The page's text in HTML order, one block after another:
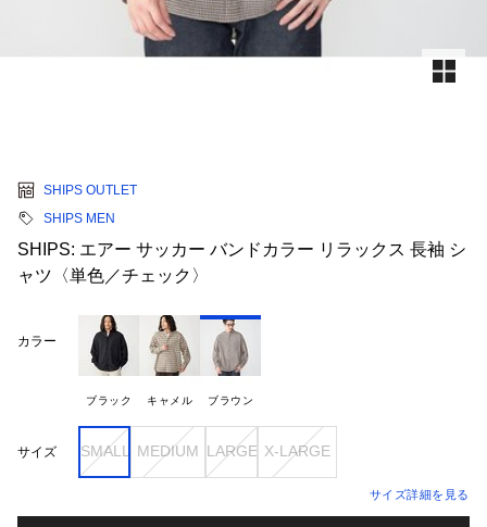
SHIPS OUTLET
SHIPS MEN
SHIPS: エアー サッカー バンドカラー リラックス 長袖 シ
ャツ〈単色／チェック〉
カラー
ブラック キャメル ブラウン
サイズ SMALL MEDIUM LARGE X-LARGE
サイズ詳細を見る